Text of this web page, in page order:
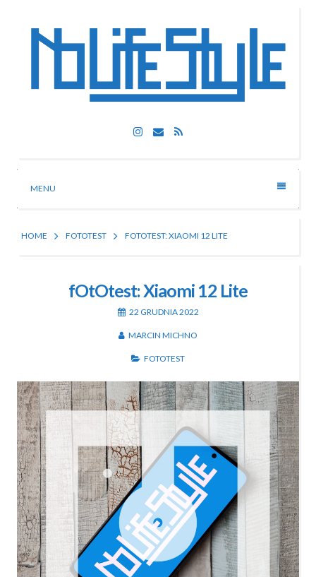
Nolife Style
Technologia, fotografia, rozrywka
Instagram
EmailRSS
MENU
HOME FOTOTEST FOTOTEST: XIAOMI 12 LITE
fOtOtest: Xiaomi 12 Lite
22 GRUDNIA 2022
MARCIN MICHNO
FOTOTEST